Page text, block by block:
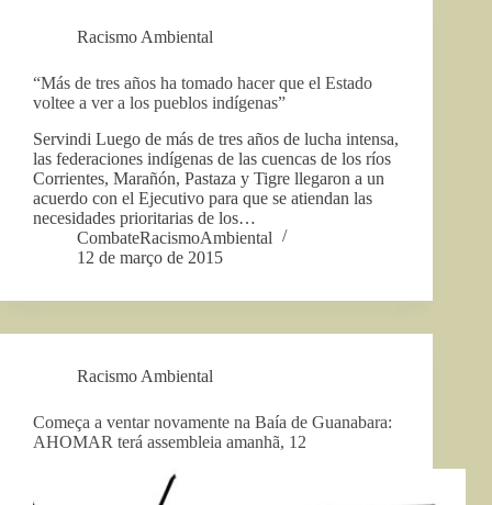
Racismo Ambiental
“Más de tres años ha tomado hacer que el Estado
voltee a ver a los pueblos indígenas”
Servindi Luego de más de tres años de lucha intensa,
las federaciones indígenas de las cuencas de los ríos
Corrientes, Marañón, Pastaza y Tigre llegaron a un
acuerdo con el Ejecutivo para que se atiendan las
necesidades prioritarias de los…
CombateRacismoAmbiental
12 de março de 2015
Racismo Ambiental
Começa a ventar novamente na Baía de Guanabara:
AHOMAR terá assembleia amanhã, 12